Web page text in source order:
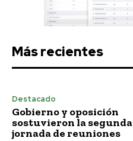
Más recientes
Destacado
Gobierno y oposición
sostuvieron la segunda
jornada de reuniones